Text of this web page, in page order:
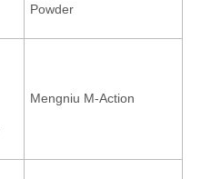
Powder
Mengniu M-Action